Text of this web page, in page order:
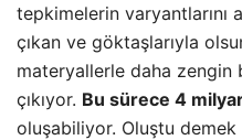
tepkimelerin varyantlarını
çıkan ve göktaşlarıyla
materyallerle daha
çıkıyor. Bu sürece 4 milyar
oluşabiliyor. Oluştu